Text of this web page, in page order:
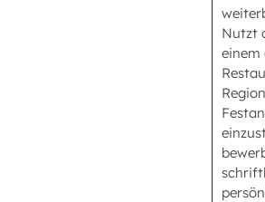
Nutzt
einem